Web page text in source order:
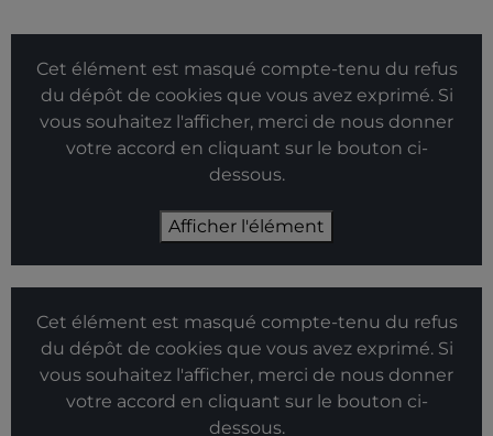
Cet élément est masqué compte-tenu du refus
du dépôt de cookies que vous avez exprimé. Si
vous souhaitez l'afficher, merci de nous donner
votre accord en cliquant sur le bouton ci-
dessous.
Afficher l'élément
Cet élément est masqué compte-tenu du refus
du dépôt de cookies que vous avez exprimé. Si
vous souhaitez l'afficher, merci de nous donner
votre accord en cliquant sur le bouton ci-
dessous.